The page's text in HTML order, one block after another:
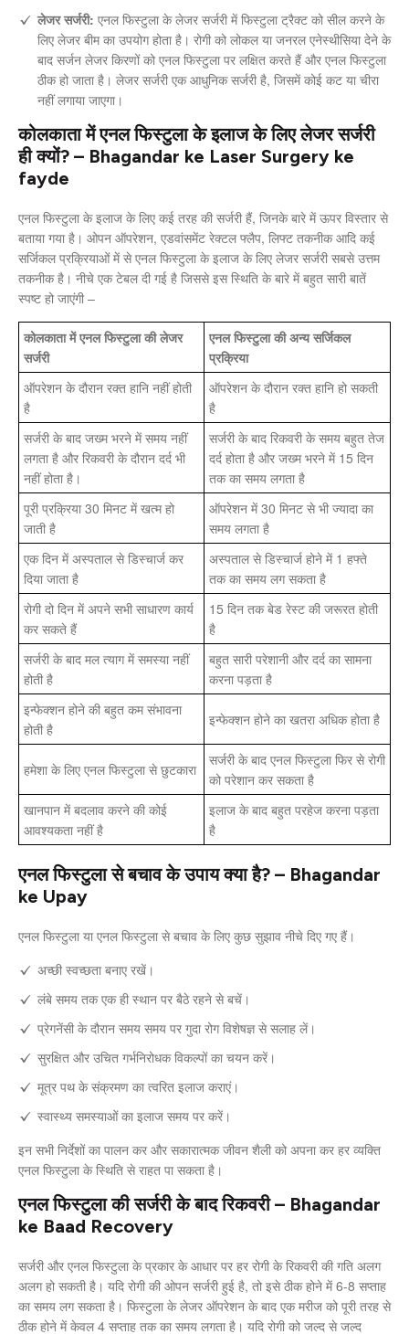
लेजर सर्जरी: एनल फिस्टुला के लेजर सर्जरी में फिस्टुला ट्रैक्ट को सील करने के
लिए लेजर बीम का उपयोग होता है। रोगी को लोकल या जनरल एनेस्थीसिया देने के
बाद सर्जन लेजर किरणों को एनल फिस्टुला पर लक्षित करते हैं और एनल फिस्टुला
ठीक हो जाता है। लेजर सर्जरी एक आधुनिक सर्जरी है, जिसमें कोई कट या चीरा
नहीं लगाया जाएगा।
कोलकाता में एनल फिस्टुला के इलाज के लिए लेजर सर्जरी
ही क्यों? – Bhagandar ke Laser Surgery ke
fayde
एनल फिस्टुला के इलाज के लिए कई तरह की सर्जरी हैं, जिनके बारे में ऊपर विस्तार से
बताया गया है। ओपन ऑपरेशन, एडवांसमेंट रेक्टल फ्लैप, लिफ्ट तकनीक आदि कई
सर्जिकल प्रक्रियाओं में से एनल फिस्टुला के इलाज के लिए लेजर सर्जरी सबसे उत्तम
तकनीक है। नीचे एक टेबल दी गई है जिससे इस स्थिति के बारे में बहुत सारी बातें
स्पष्ट हो जाएंगी –
कोलकाता में एनल फिस्टुला की लेजर
सर्जरी
एनल फिस्टुला की अन्य सर्जिकल
प्रक्रिया
ऑपरेशन के दौरान रक्त हानि नहीं होती
है
ऑपरेशन के दौरान रक्त हानि हो सकती
है
सर्जरी के बाद जख्म भरने में समय नहीं
लगता है और रिकवरी के दौरान दर्द भी
नहीं होता है।
सर्जरी के बाद रिकवरी के समय बहुत तेज
दर्द होता है और जख्म भरने में 15 दिन
तक का समय लगता है
पूरी प्रक्रिया 30 मिनट में खत्म हो
जाती है
ऑपरेशन में 30 मिनट से भी ज्यादा का
समय लगता है
एक दिन में अस्पताल से डिस्चार्ज कर
दिया जाता है
अस्पताल से डिस्चार्ज होने में 1 हफ्ते
तक का समय लग सकता है
रोगी दो दिन में अपने सभी साधारण कार्य
कर सकते हैं
15 दिन तक बेड रेस्ट की जरूरत होती
है
सर्जरी के बाद मल त्याग में समस्या नहीं
होती है
बहुत सारी परेशानी और दर्द का सामना
करना पड़ता है
इन्फेक्शन होने की बहुत कम संभावना
होती है
इन्फेक्शन होने का खतरा अधिक होता है
हमेशा के लिए एनल फिस्टुला से छुटकारा
सर्जरी के बाद एनल फिस्टुला फिर से रोगी
को परेशान कर सकता है
खानपान में बदलाव करने की कोई
आवश्यकता नहीं है
इलाज के बाद बहुत परहेज करना पड़ता
है
एनल फिस्टुला से बचाव के उपाय क्या है? – Bhagandar
ke Upay
एनल फिस्टुला या एनल फिस्टुला से बचाव के लिए कुछ सुझाव नीचे दिए गए हैं।
अच्छी स्वच्छता बनाए रखें।
लंबे समय तक एक ही स्थान पर बैठे रहने से बचें।
प्रेगनेंसी के दौरान समय समय पर गुदा रोग विशेषज्ञ से सलाह लें।
सुरक्षित और उचित गर्भनिरोधक विकल्पों का चयन करें।
मूत्र पथ के संक्रमण का त्वरित इलाज कराएं।
स्वास्थ्य समस्याओं का इलाज समय पर करें।
इन सभी निर्देशों का पालन कर और सकारात्मक जीवन शैली को अपना कर हर व्यक्ति
एनल फिस्टुला के स्थिति से राहत पा सकता है।
एनल फिस्टुला की सर्जरी के बाद रिकवरी – Bhagandar
ke Baad Recovery
सर्जरी और एनल फिस्टुला के प्रकार के आधार पर हर रोगी के रिकवरी की गति अलग
अलग हो सकती है। यदि रोगी की ओपन सर्जरी हुई है, तो इसे ठीक होने में 6-8 सप्ताह
का समय लग सकता है। फिस्टुला के लेजर ऑपरेशन के बाद एक मरीज को पूरी तरह से
ठीक होने में केवल 4 सप्ताह तक का समय लगता है। यदि रोगी को जल्द से जल्द